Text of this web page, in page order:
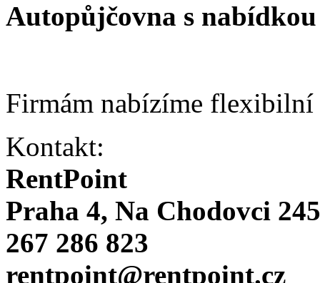
Autopůjčovna s
Firmám nabízíme flexibilní
Kontakt:
RentPoint
Praha 4, Na Chodovci
267 286 823
rentpoint@rentpoint.cz